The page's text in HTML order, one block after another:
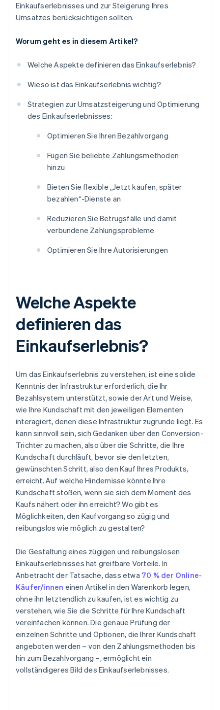
Einkaufserlebnisses und zur Steigerung Ihres
Umsatzes berücksichtigen sollten.
Worum geht es in diesem Artikel?
Welche Aspekte definieren das Einkaufserlebnis?
Wieso ist das Einkaufserlebnis wichtig?
Strategien zur Umsatzsteigerung und Optimierung
des Einkaufserlebnisses:
Optimieren Sie Ihren Bezahlvorgang
Fügen Sie beliebte Zahlungsmethoden
hinzu
Bieten Sie flexible „Jetzt kaufen, später
bezahlen“-Dienste an
Reduzieren Sie Betrugsfälle und damit
verbundene Zahlungsprobleme
Optimieren Sie Ihre Autorisierungen
Welche Aspekte
definieren das
Einkaufserlebnis?
Um das Einkaufserlebnis zu verstehen, ist eine solide
Kenntnis der Infrastruktur erforderlich, die Ihr
Bezahlsystem unterstützt, sowie der Art und Weise,
wie Ihre Kundschaft mit den jeweiligen Elementen
interagiert, denen diese Infrastruktur zugrunde liegt. Es
kann sinnvoll sein, sich Gedanken über den Conversion-
Trichter zu machen, also über die Schritte, die Ihre
Kundschaft durchläuft, bevor sie den letzten,
gewünschten Schritt, also den Kauf Ihres Produkts,
erreicht. Auf welche Hindernisse könnte Ihre
Kundschaft stoßen, wenn sie sich dem Moment des
Kaufs nähert oder ihn erreicht? Wo gibt es
Möglichkeiten, den Kaufvorgang so zügig und
reibungslos wie möglich zu gestalten?
Die Gestaltung eines zügigen und reibungslosen
Einkaufserlebnisses hat greifbare Vorteile. In
Anbetracht der Tatsache, dass etwa 70 % der Online-
Käufer/innen einen Artikel in den Warenkorb legen,
ohne ihn letztendlich zu kaufen, ist es wichtig zu
verstehen, wie Sie die Schritte für Ihre Kundschaft
vereinfachen können. Die genaue Prüfung der
einzelnen Schritte und Optionen, die Ihrer Kundschaft
angeboten werden – von den Zahlungsmethoden bis
hin zum Bezahlvorgang –, ermöglicht ein
vollständigeres Bild des Einkaufserlebnisses.